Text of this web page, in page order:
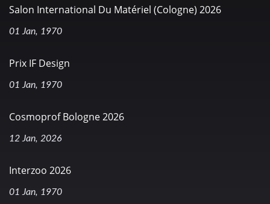
Salon International Du Matériel (Cologne) 2026
01 Jan, 1970
Prix IF Design
01 Jan, 1970
Cosmoprof Bologne 2026
12 Jan, 2026
Interzoo 2026
01 Jan, 1970